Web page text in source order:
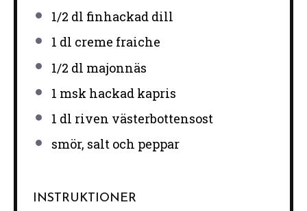
1/2 dl finhackad dill
1 dl creme fraiche
1/2 dl majonnäs
1 msk hackad kapris
1 dl riven västerbottensost
smör, salt och peppar
INSTRUKTIONER